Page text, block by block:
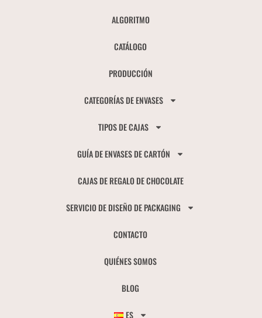
ALGORITMO
CATÁLOGO
PRODUCCIÓN
CATEGORÍAS DE ENVASES
TIPOS DE CAJAS
GUÍA DE ENVASES DE CARTÓN
CAJAS DE REGALO DE CHOCOLATE
SERVICIO DE DISEÑO DE PACKAGING
CONTACTO
QUIÉNES SOMOS
BLOG
ES